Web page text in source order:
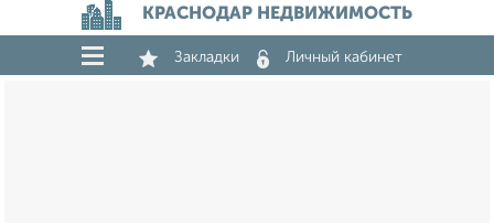
КРАСНОДАР НЕДВИЖИМОСТЬ
Закладки Личный кабинет